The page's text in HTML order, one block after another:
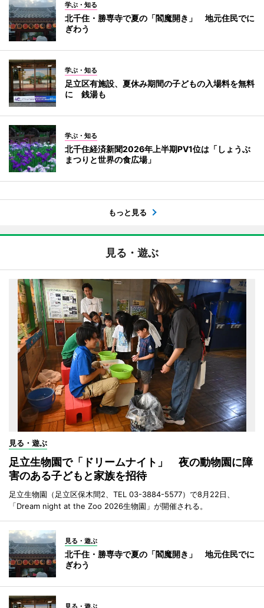
学ぶ・知る
北千住・勝専寺で夏の「閻魔開き」 地元住民でに
ぎわう
学ぶ・知る
足立区有施設、夏休み期間の子どもの入場料を無料
に 銭湯も
学ぶ・知る
北千住経済新聞2026年上半期PV1位は「しょうぶ
まつりと世界の食広場」
もっと見る
見る・遊ぶ
見る・遊ぶ
足立生物園で「ドリームナイト」 夜の動物園に障
害のある子どもと家族を招待
足立生物園（足立区保木間2、TEL 03-3884-5577）で8月22日、
「Dream night at the Zoo 2026生物園」が開催される。
見る・遊ぶ
北千住・勝専寺で夏の「閻魔開き」 地元住民でに
ぎわう
見る・遊ぶ